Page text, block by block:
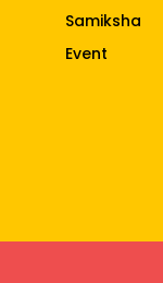
Samiksha
Event